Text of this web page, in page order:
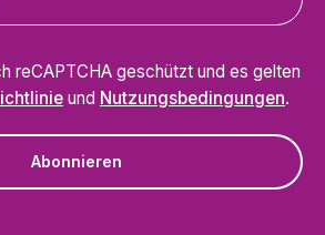
reCAPTCHA geschützt und es gelten
und Nutzungsbedingungen.
Abonnieren